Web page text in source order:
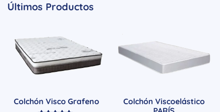
Últimos Productos
Colchón Visco Grafeno
Colchón Viscoelástico